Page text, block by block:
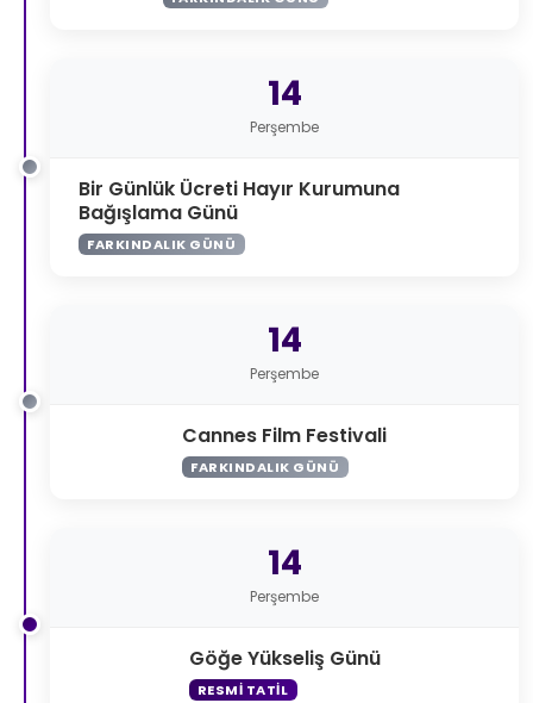
14
Perşembe
Bir Günlük Ücreti Hayır Kurumuna
Bağışlama Günü
FARKINDALIK GÜNÜ
14
Perşembe
Cannes Film Festivali
FARKINDALIK GÜNÜ
14
Perşembe
Göğe Yükseliş Günü
RESMI TATIL